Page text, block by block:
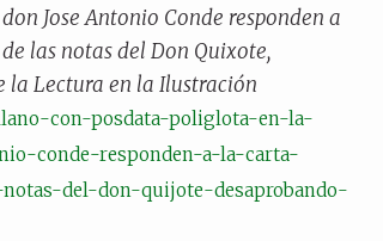
Jose Antonio Conde responden a
las notas del Don Quixote,
la Lectura en la Ilustración
con-posdata-poliglota-en-la-
conde-responden-a-la-carta-
del-don-quijote-desaprobando-